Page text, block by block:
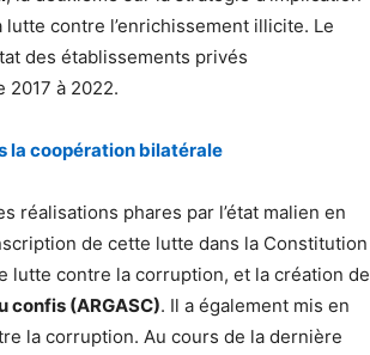
contre l’enrichissement illicite. Le
des établissements privés
2017 à 2022.
la coopération bilatérale
réalisations phares par l’état malien en
de cette lutte dans la Constitution
lutte contre la corruption, et la création de
confis (ARGASC). Il a également mis en
la corruption. Au cours de la dernière